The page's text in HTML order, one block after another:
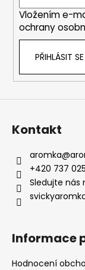
Vložením e-
ochrany
PŘIHLÁSIT SE
Kontakt
aromka@
+420 737
Sledujte nás
Informace
Hodnocení